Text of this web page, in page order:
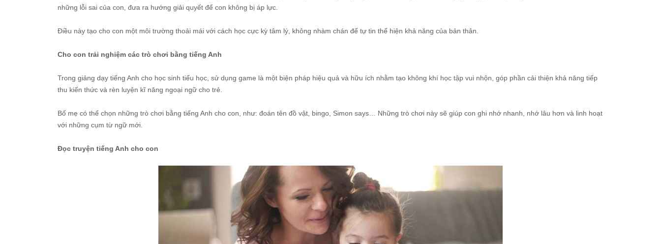
những lỗi sai của con, đưa ra hướng giải quyết để con không bị áp lực.
Điều này tạo cho con một môi trường thoải mái với cách học cực kỳ tâm lý, không nhàm chán để tự tin thể hiện khả năng của bản thân.
Cho con trải nghiệm các trò chơi bằng tiếng Anh
Trong giảng dạy tiếng Anh cho học sinh tiểu học, sử dụng game là một biện pháp hiệu quả và hữu ích nhằm tạo không khí học tập vui nhộn, góp phần cải thiện khả năng tiếp
thu kiến thức và rèn luyện kĩ năng ngoại ngữ cho trẻ.
Bố mẹ có thể chọn những trò chơi bằng tiếng Anh cho con, như: đoán tên đồ vật, bingo, Simon says… Những trò chơi này sẽ giúp con ghi nhớ nhanh, nhớ lâu hơn và linh hoạt
với những cụm từ ngữ mới.
Đọc truyện tiếng Anh cho con